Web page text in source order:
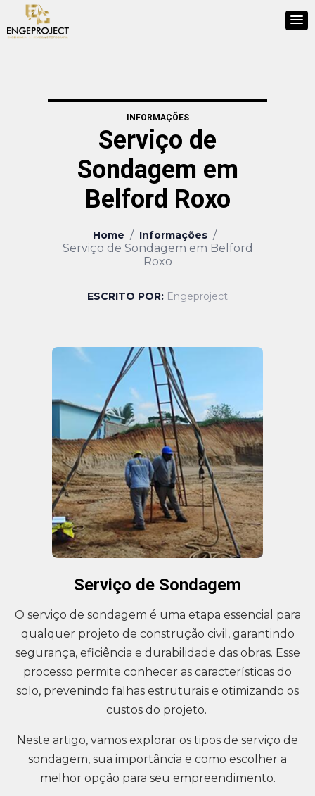
INFORMAÇÕES
Serviço de
Sondagem em
Belford Roxo
Home / Informações /
Serviço de Sondagem em Belford
Roxo
ESCRITO POR: Engeproject
Serviço de Sondagem
O serviço de sondagem é uma etapa essencial para
qualquer projeto de construção civil, garantindo
segurança, eficiência e durabilidade das obras. Esse
processo permite conhecer as características do
solo, prevenindo falhas estruturais e otimizando os
custos do projeto.
Neste artigo, vamos explorar os tipos de serviço de
sondagem, sua importância e como escolher a
melhor opção para seu empreendimento.